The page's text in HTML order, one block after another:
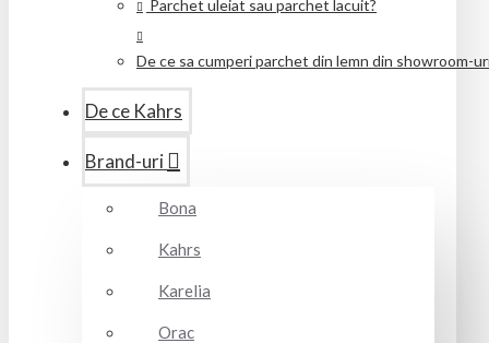
Parchet uleiat sau parchet lacuit?
De ce sa cumperi parchet din lemn din showroom-
De ce Kahrs
Brand-uri
Bona
Kahrs
Karelia
Orac